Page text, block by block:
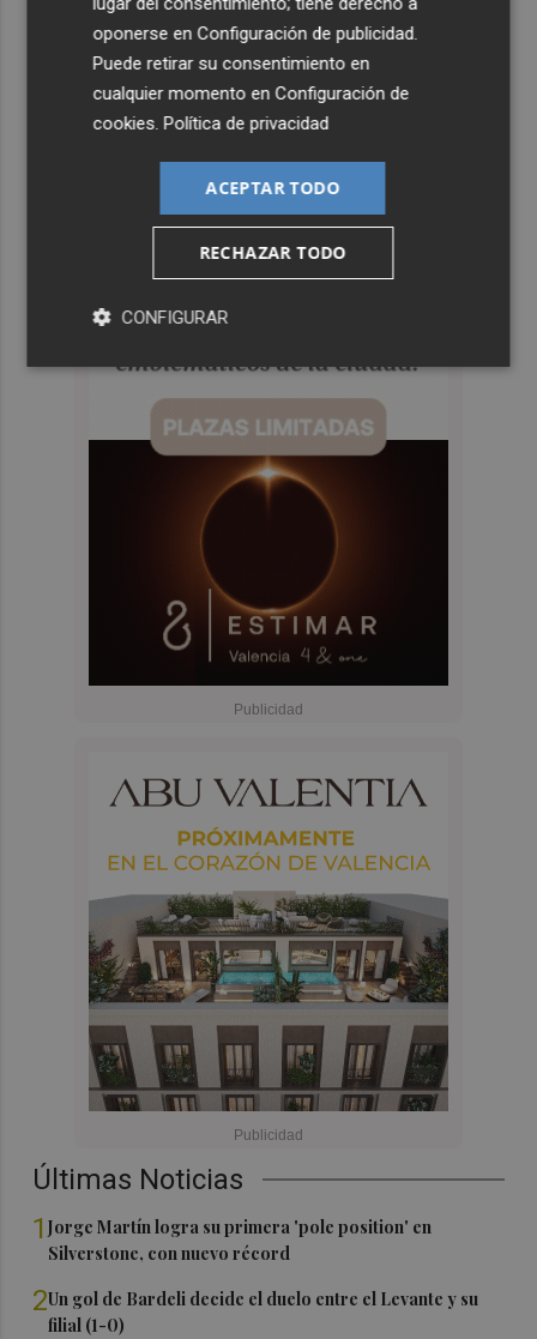
Últimas Noticias
1Jorge Martín logra su primera 'pole position' en
Silverstone, con nuevo récord
2Un gol de Bardeli decide el duelo entre el Levante y su
filial (1-0)
oponerse enConfiguración de publicidad
Puede retirar su consentimiento en
cualquier momento enConfiguración de
cookies .Política de privacidad
ACEPTAR TODO
RECHAZAR TODO
CONFIGURAR